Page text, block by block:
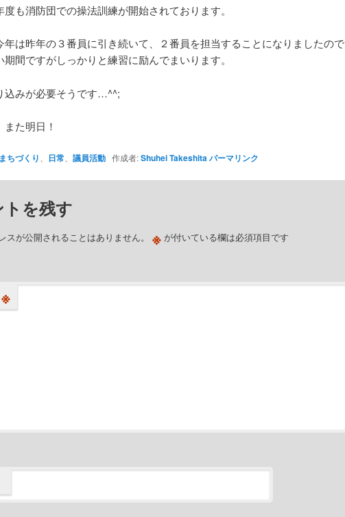
も消防団での操法訓練が開始されております。
年は昨年の３番員に引き続いて、２番員を担当することになりましたので
期間ですがしっかりと練習に励んでまいります。
込みが必要そうです…^^;
た明日！
ちづくり 日常 議員活動作成者:Shuhei Takeshita パーマリンク
を残す
スが公開されることはありません。 ※が付いている欄は必須項目です
※